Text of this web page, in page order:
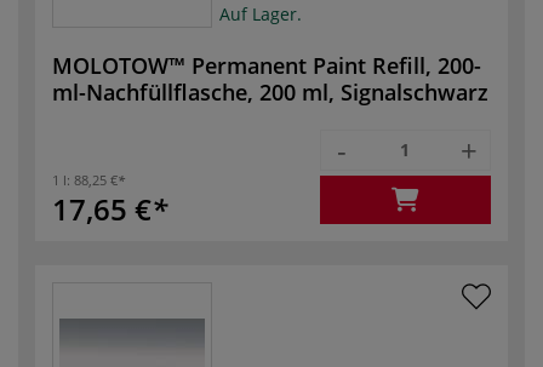
Auf Lager.
MOLOTOW™ Permanent Paint Refill, 200-
ml-Nachfüllflasche, 200 ml, Signalschwarz
1 l: 88,25 €
17,65 €
- +